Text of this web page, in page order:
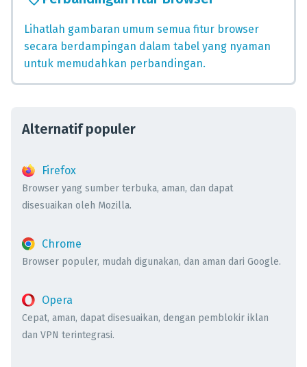
Lihatlah gambaran umum semua fitur browser
secara berdampingan dalam tabel yang nyaman
untuk memudahkan perbandingan.
Alternatif populer
Firefox
Browser yang sumber terbuka, aman, dan dapat
disesuaikan oleh Mozilla.
Chrome
Browser populer, mudah digunakan, dan aman dari Google.
Opera
Cepat, aman, dapat disesuaikan, dengan pemblokir iklan
dan VPN terintegrasi.